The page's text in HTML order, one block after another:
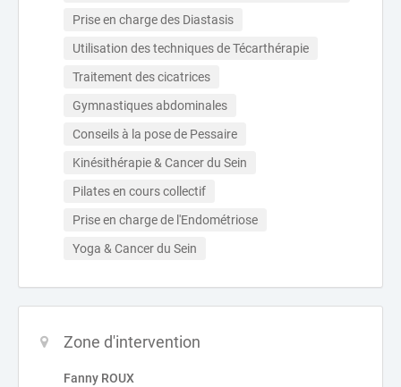
Prise en charge des Diastasis
Utilisation des techniques de Técarthérapie
Traitement des cicatrices
Gymnastiques abdominales
Conseils à la pose de Pessaire
Kinésithérapie & Cancer du Sein
Pilates en cours collectif
Prise en charge de l'Endométriose
Yoga & Cancer du Sein
Zone d'intervention
Fanny ROUX